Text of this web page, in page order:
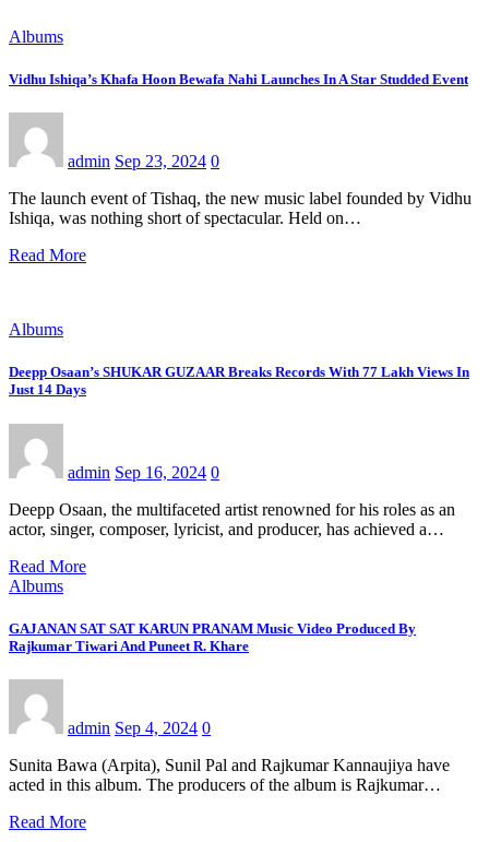
Albums
Vidhu Ishiqa’s Khafa Hoon Bewafa Nahi Launches In A Star Studded Event
admin Sep 23, 2024 0
The launch event of Tishaq, the new music label founded by Vidhu
Ishiqa, was nothing short of spectacular. Held on…
Read More
Albums
Deepp Osaan’s SHUKAR GUZAAR Breaks Records With 77 Lakh Views In
Just 14 Days
admin Sep 16, 2024 0
Deepp Osaan, the multifaceted artist renowned for his roles as an
actor, singer, composer, lyricist, and producer, has achieved a…
Read More
Albums
GAJANAN SAT SAT KARUN PRANAM Music Video Produced By
Rajkumar Tiwari And Puneet R. Khare
admin Sep 4, 2024 0
Sunita Bawa (Arpita), Sunil Pal and Rajkumar Kannaujiya have
acted in this album. The producers of the album is Rajkumar…
Read More